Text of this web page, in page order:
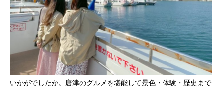
いかがでしたか。唐津のグルメを堪能して景色・体験・歴史まで